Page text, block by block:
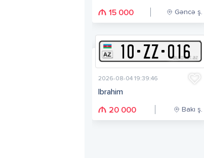
15 000 Gəncə ş.
10-ZZ-016
2026-08-04 19:39:46
Ibrahim
20 000 Bakı ş.